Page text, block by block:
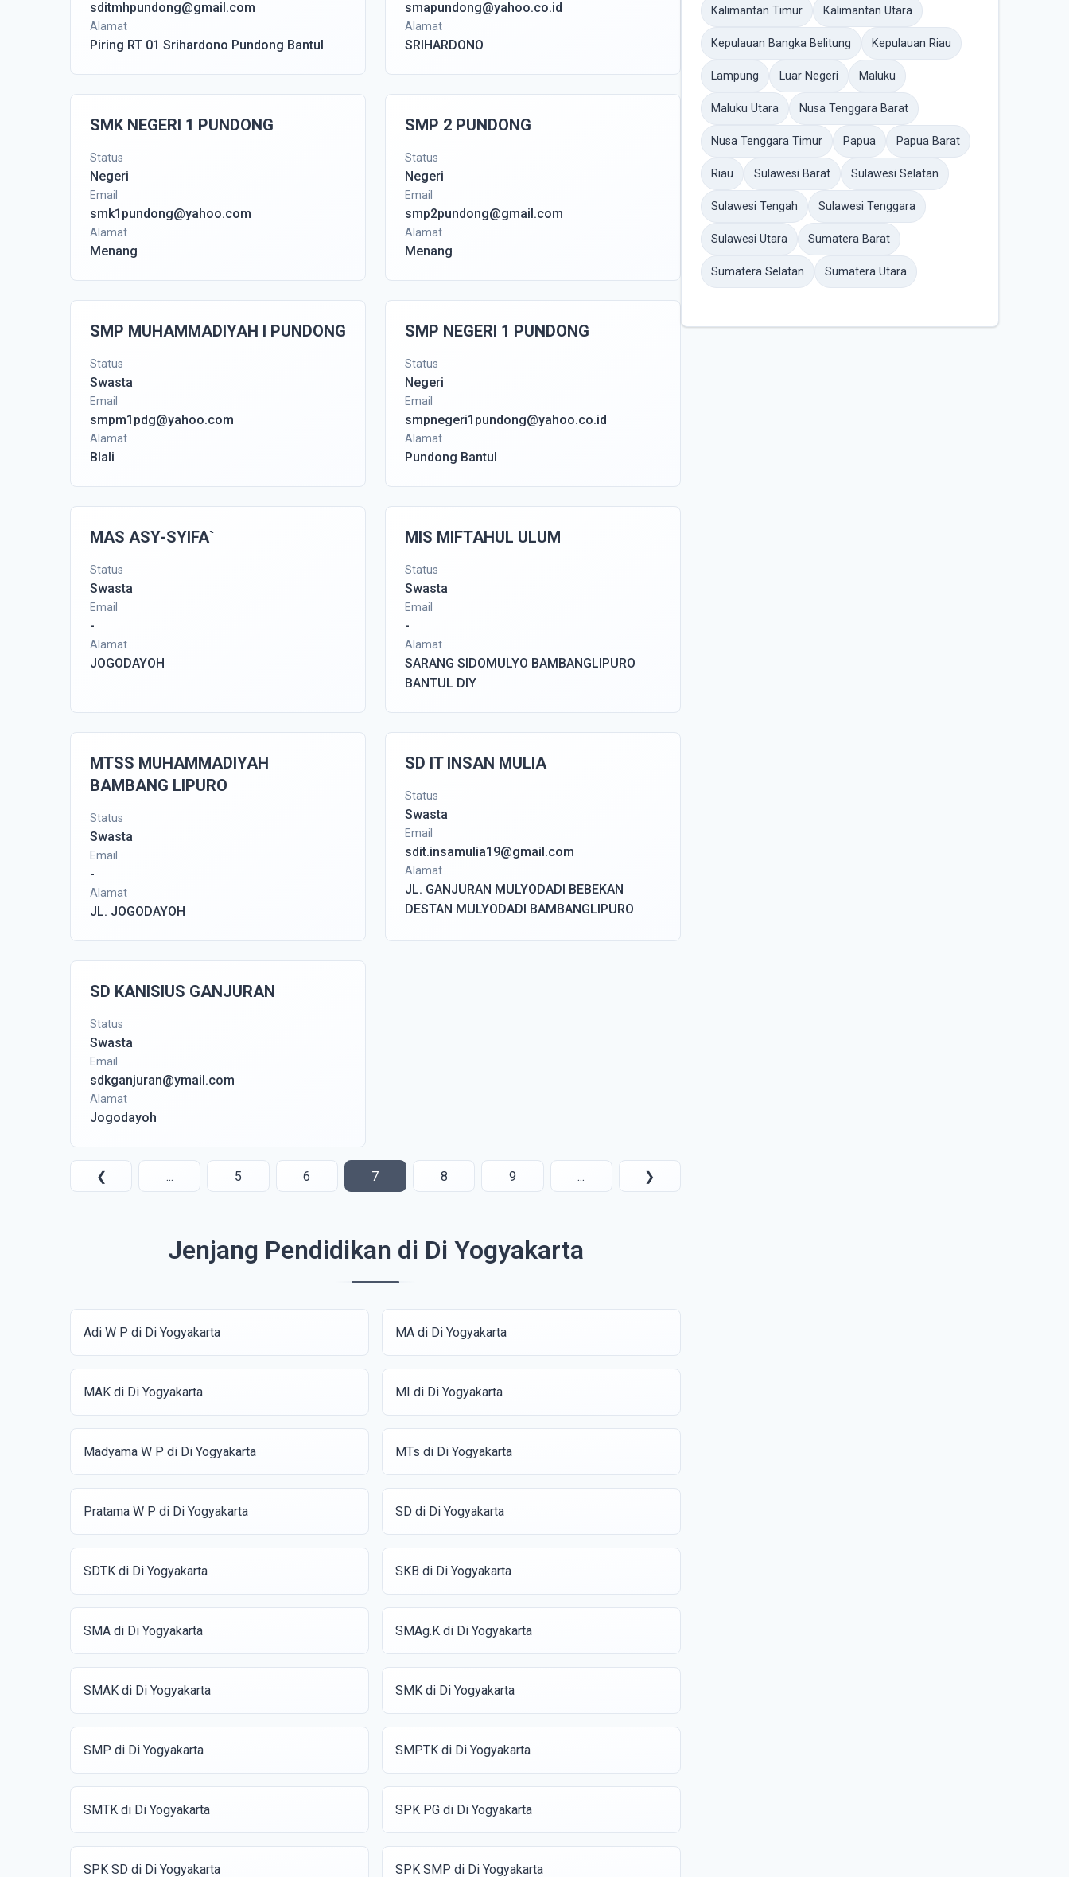
sditmhpundong@gmail.com
Alamat
Piring RT 01 Srihardono Pundong Bantul
smapundong@yahoo.co.id
Alamat
SRIHARDONO
SMK NEGERI 1 PUNDONG
Status
Negeri
Email
smk1pundong@yahoo.com
Alamat
Menang
SMP 2 PUNDONG
Status
Negeri
Email
smp2pundong@gmail.com
Alamat
Menang
SMP MUHAMMADIYAH I PUNDONG
Status
Swasta
Email
smpm1pdg@yahoo.com
Alamat
Blali
SMP NEGERI 1 PUNDONG
Status
Negeri
Email
smpnegeri1pundong@yahoo.co.id
Alamat
Pundong Bantul
MAS ASY-SYIFA`
Status
Swasta
Email
-
Alamat
JOGODAYOH
MIS MIFTAHUL ULUM
Status
Swasta
Email
-
Alamat
SARANG SIDOMULYO BAMBANGLIPURO
BANTUL DIY
MTSS MUHAMMADIYAH
BAMBANG LIPURO
Status
Swasta
Email
-
Alamat
JL. JOGODAYOH
SD IT INSAN MULIA
Status
Swasta
Email
sdit.insamulia19@gmail.com
Alamat
JL. GANJURAN MULYODADI BEBEKAN
DESTAN MULYODADI BAMBANGLIPURO
SD KANISIUS GANJURAN
Status
Swasta
Email
sdkganjuran@ymail.com
Alamat
Jogodayoh
❮ ... 5 6 7 8 9 ... ❯
Jenjang Pendidikan di Di Yogyakarta
Adi W P di Di Yogyakarta MA di Di Yogyakarta
MAK di Di Yogyakarta MI di Di Yogyakarta
Madyama W P di Di Yogyakarta MTs di Di Yogyakarta
Pratama W P di Di Yogyakarta SD di Di Yogyakarta
SDTK di Di Yogyakarta SKB di Di Yogyakarta
SMA di Di Yogyakarta SMAg.K di Di Yogyakarta
SMAK di Di Yogyakarta SMK di Di Yogyakarta
SMP di Di Yogyakarta SMPTK di Di Yogyakarta
SMTK di Di Yogyakarta SPK PG di Di Yogyakarta
SPK SD di Di Yogyakarta SPK SMP di Di Yogyakarta
Kalimantan Timur Kalimantan Utara
Kepulauan Bangka Belitung Kepulauan Riau
Lampung Luar Negeri Maluku
Maluku Utara Nusa Tenggara Barat
Nusa Tenggara Timur Papua Papua Barat
Riau Sulawesi Barat Sulawesi Selatan
Sulawesi Tengah Sulawesi Tenggara
Sulawesi Utara Sumatera Barat
Sumatera Selatan Sumatera Utara